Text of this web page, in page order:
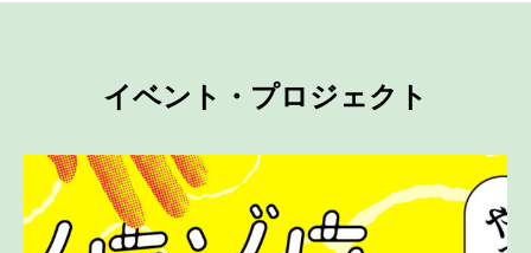
イベント・プロジェクト